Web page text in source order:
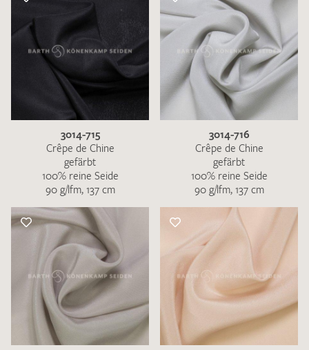
3014-715
Crêpe de Chine
gefärbt
100% reine Seide
90 g/lfm, 137 cm
3014-716
Crêpe de Chine
gefärbt
100% reine Seide
90 g/lfm, 137 cm